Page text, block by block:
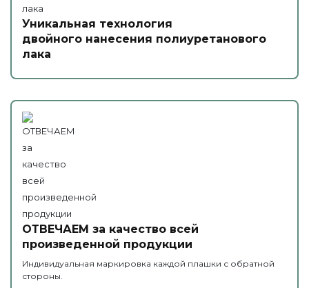
Уникальная технология
двойного нанесения полиуретанового
лака
ОТВЕЧАЕМ за качество всей
произведенной продукции
Индивидуальная маркировка каждой плашки с обратной
стороны.